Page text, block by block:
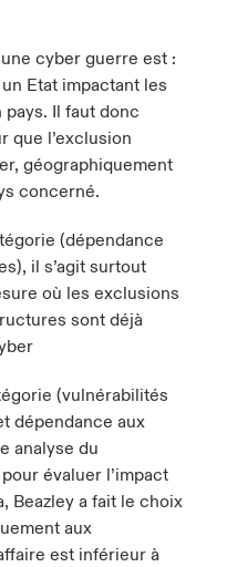
cyber guerre est :
Etat impactant les
Il faut donc
que l’exclusion
géographiquement
concerné.
(dépendance
il s’agit surtout
où les exclusions
sont déjà
(vulnérabilités
dépendance aux
analyse du
évaluer l’impact
Beazley a fait le choix
aux
est inférieur à